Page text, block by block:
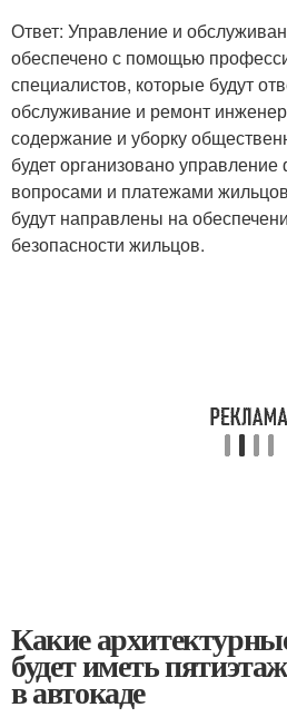
Ответ: Управление и
обеспечено с помощью
специалистов, которые будут
обслуживание и ремонт
содержание и уборку
будет организовано
вопросами и платежами
будут направлены на
безопасности жильцов.
Какие
будет иметь
в автокаде